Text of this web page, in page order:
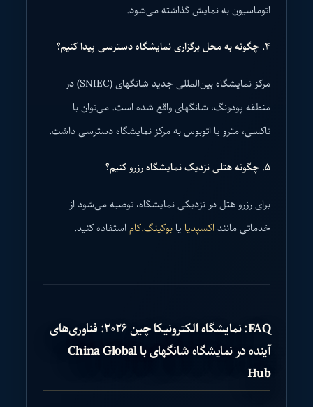
اتوماسیون به نمایش گذاشته می‌شود.
۴. چگونه به محل برگزاری نمایشگاه دسترسی پیدا کنیم؟
مرکز نمایشگاه بین‌المللی جدید شانگهای (SNIEC) در
منطقه پودونگ، شانگهای واقع شده است. می‌توان با
تاکسی، مترو یا اتوبوس به مرکز نمایشگاه دسترسی داشت.
۵. چگونه هتلی نزدیک نمایشگاه رزرو کنیم؟
برای رزرو هتل در نزدیکی نمایشگاه، توصیه می‌شود از
خدماتی ماننداکسپدیایابوکینگ.کاماستفاده کنید.
FAQ: نمایشگاه الکترونیکا چین ۲۰۲۶: فناوری‌های
آینده در نمایشگاه شانگهای با China Global
Hub